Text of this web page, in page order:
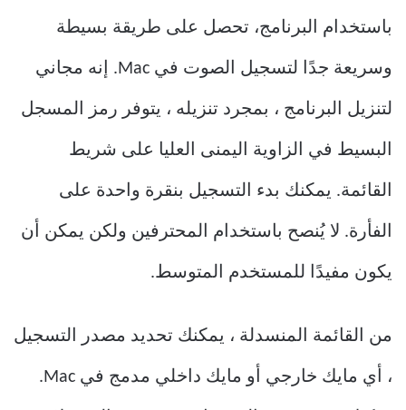
باستخدام البرنامج، تحصل على طريقة بسيطة
وسريعة جدًا لتسجيل الصوت في Mac. إنه مجاني
لتنزيل البرنامج ، بمجرد تنزيله ، يتوفر رمز المسجل
البسيط في الزاوية اليمنى العليا على شريط
القائمة. يمكنك بدء التسجيل بنقرة واحدة على
الفأرة. لا يُنصح باستخدام المحترفين ولكن يمكن أن
يكون مفيدًا للمستخدم المتوسط.
من القائمة المنسدلة ، يمكنك تحديد مصدر التسجيل
، أي مايك خارجي أو مايك داخلي مدمج في Mac.